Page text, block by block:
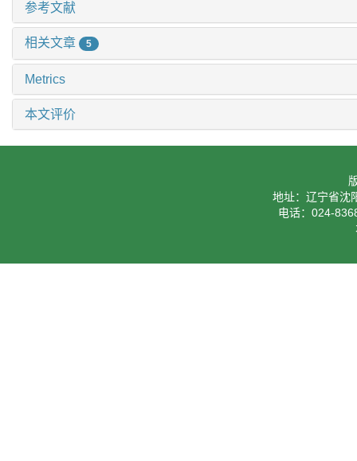
参考文献
相关文章 5
Metrics
本文评价
地址：辽宁省沈
电话：024-